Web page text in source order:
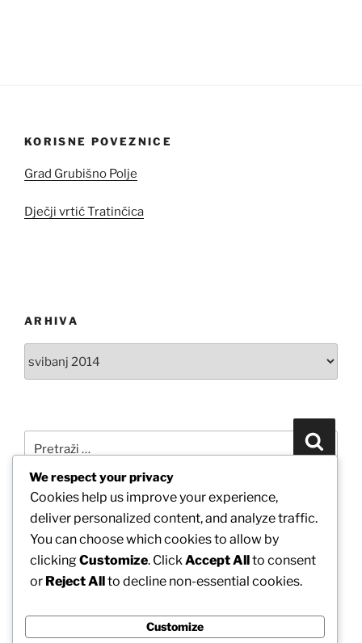
KORISNE POVEZNICE
Grad Grubišno Polje
Dječji vrtić Tratinčica
ARHIVA
Pretraži:
POVEŽITE SE S NAMA PUTEM FACEBOOKA
We respect your privacy
Cookies help us improve your experience,
deliver personalized content, and analyze traffic.
You can choose which cookies to allow by
clickingCustomize. Click Accept Allto consent
or Reject Allto decline non-essential cookies.
Customize